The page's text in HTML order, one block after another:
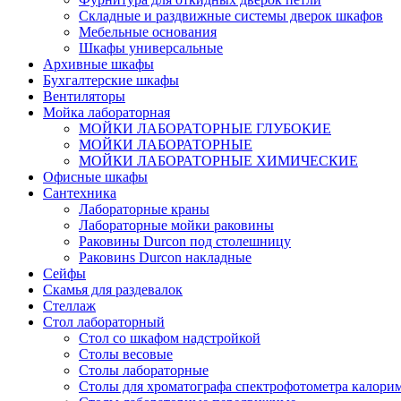
Складные и раздвижные системы дверок шкафов
Мебельные основания
Шкафы универсальные
Архивные шкафы
Бухгалтерские шкафы
Вентиляторы
Мойка лабораторная
МОЙКИ ЛАБОРАТОРНЫЕ ГЛУБОКИЕ
МОЙКИ ЛАБОРАТОРНЫЕ
МОЙКИ ЛАБОРАТОРНЫЕ ХИМИЧЕСКИЕ
Офисные шкафы
Сантехника
Лабораторные краны
Лабораторные мойки раковины
Раковины Durcon под столешницу
Раковинs Durcon накладные
Сейфы
Скамья для раздевалок
Стеллаж
Стол лабораторный
Стол со шкафом надстройкой
Столы весовые
Столы лабораторные
Столы для хроматографа спектрофотометра